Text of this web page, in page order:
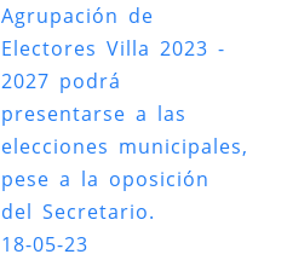
Agrupación de
Electores Villa 2023 -
2027 podrá
presentarse a las
elecciones municipales,
pese a la oposición
del Secretario.
18-05-23